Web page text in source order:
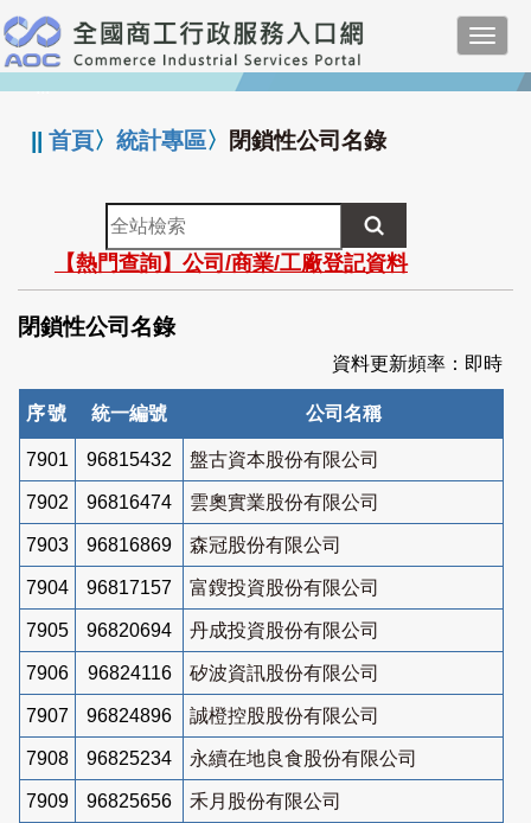
跳
到
主
要
:::
||首頁〉統計專區〉 閉鎖性公司名錄
全
站
檢
索
【熱門查詢】公司/商業/工廠登記資料
閉鎖性公司名錄
資料更新頻率：即時
序號 統一編號 公司名稱
7901 96815432 盤古資本股份有限公司
7902 96816474 雲奧實業股份有限公司
7903 96816869 森冠股份有限公司
7904 96817157 富鎪投資股份有限公司
7905 96820694 丹成投資股份有限公司
7906 96824116 矽波資訊股份有限公司
7907 96824896 誠橙控股股份有限公司
7908 96825234 永續在地良食股份有限公司
7909 96825656 禾月股份有限公司